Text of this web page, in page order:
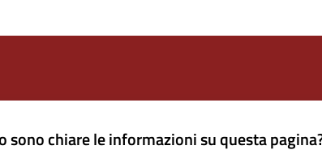
sono chiare le informazioni su questa